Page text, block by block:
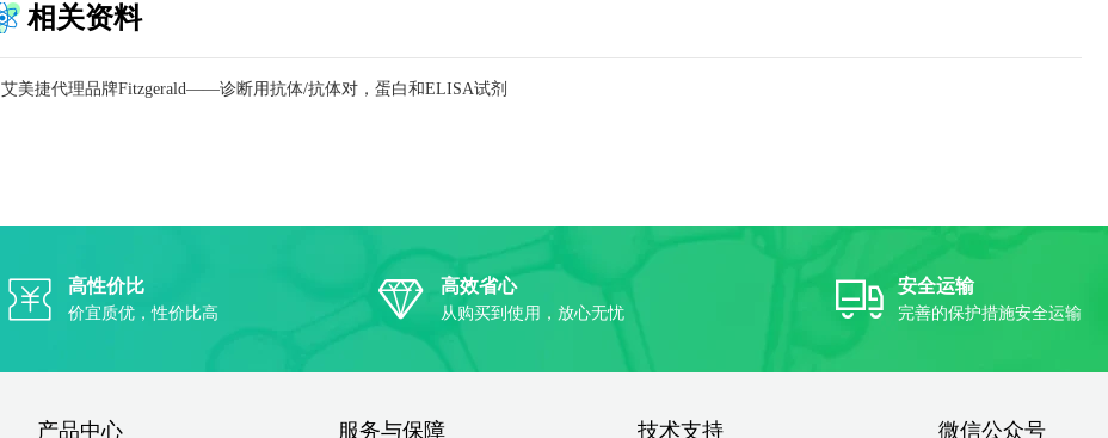
相关资料
艾美捷代理品牌Fitzgerald——诊断用抗体/抗体对，蛋白和ELISA试剂
高性价比
价宜质优，性价比高
高效省心
从购买到使用，放心无忧
安全运输
完善的保护措施安全运输
微信公众号
产品中心 服务与保障 技术支持